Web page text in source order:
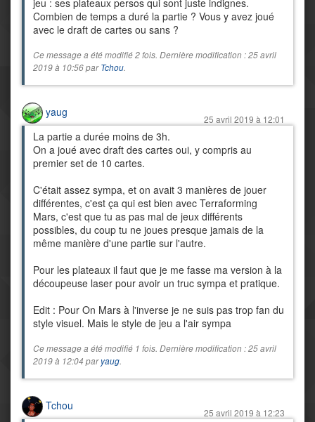
jeu : ses plateaux persos qui sont juste indignes.
Combien de temps a duré la partie ? Vous y avez joué
avec le draft de cartes ou sans ?
Ce message a été modifié 2 fois. Dernière modification : 25 avril
2019 à 10:56 parTchou.
yaug
25 avril 2019 à 12:01
La partie a durée moins de 3h.
On a joué avec draft des cartes oui, y compris au
premier set de 10 cartes.
C'était assez sympa, et on avait 3 manières de jouer
différentes, c'est ça qui est bien avec Terraforming
Mars, c'est que tu as pas mal de jeux différents
possibles, du coup tu ne joues presque jamais de la
même manière d'une partie sur l'autre.
Pour les plateaux il faut que je me fasse ma version à la
découpeuse laser pour avoir un truc sympa et pratique.
Edit : Pour On Mars à l'inverse je ne suis pas trop fan du
style visuel. Mais le style de jeu a l'air sympa
Ce message a été modifié 1 fois. Dernière modification : 25 avril
2019 à 12:04 paryaug.
Tchou
25 avril 2019 à 12:23